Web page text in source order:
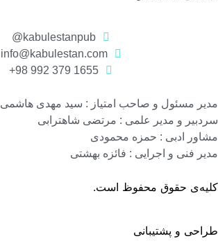
kabulestanpub@
info@kabulestan.com
1655 379 992 98+
مدیر مسئول و صاحب امتیاز : سید مهدی هاشمی
سردبیر و مدیر علمی : مرتضی شاهترابی
مشاور ادبی : حمزه محمودی
مدیر فنی و اجرایی : فائزه بهشتی
کلیه‌ی حقوق محفوظ است.
طراحی و پشتیبانی